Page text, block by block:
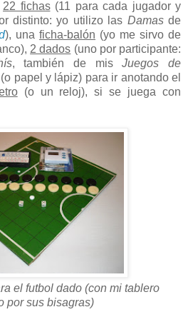
22 fichas(11 para cada jugador y
distinto: yo utilizo las Damasde
), una ficha-balón (yo me sirvo de
2 dados (uno por participante:
, también de misJuegos de
papel y lápiz) para ir anotando el
(o un reloj), si se juega con
el futbol dado (con mi tablero
por sus bisagras)